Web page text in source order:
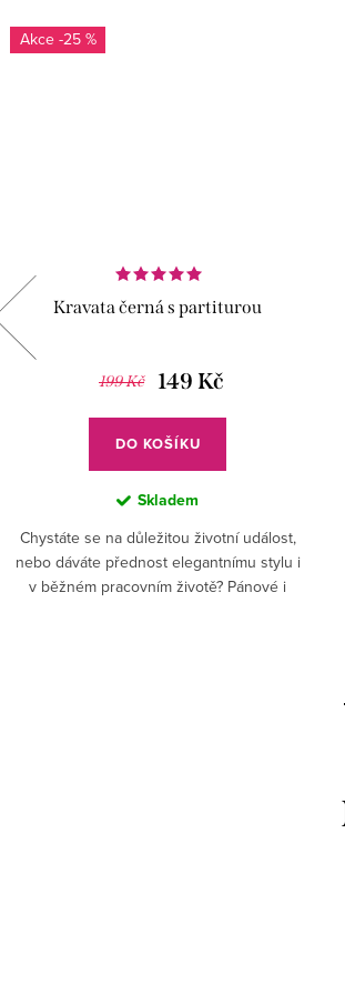
-25 %
Kravata černá s partiturou
199 Kč 149 Kč
DO KOŠÍKU
Skladem
Chystáte se na důležitou životní událost,
nebo dáváte přednost elegantnímu stylu i
v běžném pracovním životě? Pánové i